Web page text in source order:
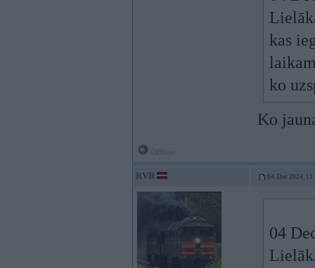
kas
ko
Ko
RVR 04. Dec 2024,
04